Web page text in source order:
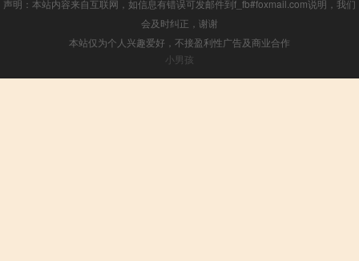
声明：本站内容来自互联网，如信息有错误可发邮件到f_fb#foxmail.com说明，我们
会及时纠正，谢谢
本站仅为个人兴趣爱好，不接盈利性广告及商业合作
小男孩